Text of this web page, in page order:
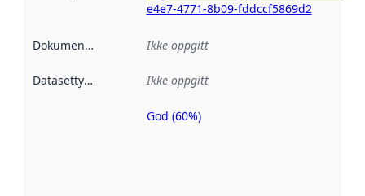
e4e7-4771-8b09-fddccf5869d2
Dokumentasjon Ikke oppgitt
Datasettype Ikke oppgitt
Metadatakvalitet
God (60%)